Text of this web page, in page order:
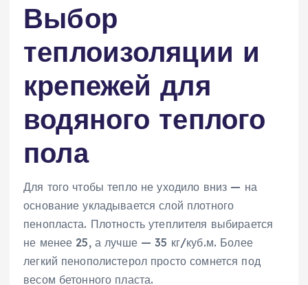
Выбор
теплоизоляции и
крепежей для
водяного теплого
пола
Для того чтобы тепло не уходило вниз — на
основание укладывается слой плотного
пенопласта. Плотность утеплителя выбирается
не менее 25, а лучше — 35 кг/куб.м. Более
легкий пенополистерол просто сомнется под
весом бетонного пласта.